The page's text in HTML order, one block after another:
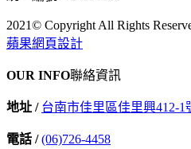
2021© Copyright All Rights
蘋果網頁設計
OUR INFO聯絡資訊
地址 / 台南市佳里區佳里興412-1
電話 /(06)726-4458